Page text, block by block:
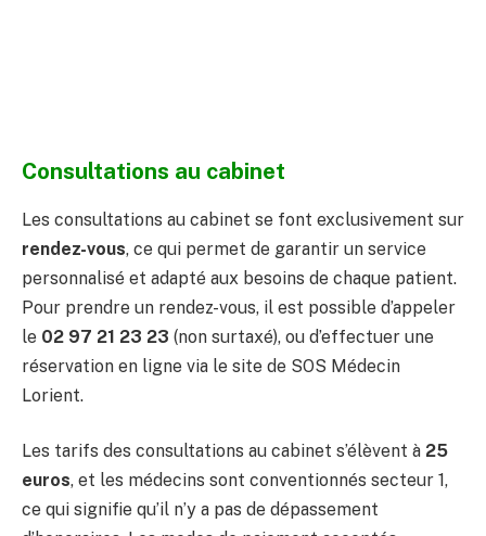
Consultations au cabinet
Les consultations au cabinet se font exclusivement sur
rendez-vous, ce qui permet de garantir un service
personnalisé et adapté aux besoins de chaque patient.
Pour prendre un rendez-vous, il est possible d’appeler
le 02 97 21 23 23 (non surtaxé), ou d’effectuer une
réservation en ligne via le site de SOS Médecin
Lorient.
Les tarifs des consultations au cabinet s’élèvent à 25
euros, et les médecins sont conventionnés secteur 1,
ce qui signifie qu’il n’y a pas de dépassement